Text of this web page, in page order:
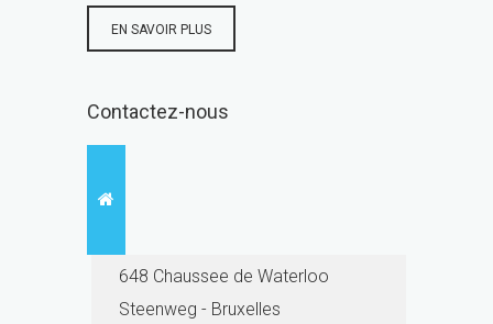
EN SAVOIR PLUS
Contactez-nous
648 Chaussee de Waterloo
Steenweg - Bruxelles